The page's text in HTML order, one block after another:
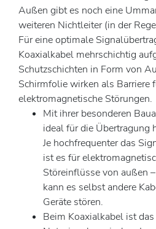
Außen gibt es noch eine
weiteren Nichtleiter (in der
Für eine optimale
Koaxialkabel mehrschichtig
Schutzschichten in Form von
Schirmfolie wirken als Barriere
elektromagnetische Störungen.
Mit ihrer besonderen
ideal für die Übertragung
Je hochfrequenter das
ist es für
Störeinflüsse von außen
kann es selbst andere
Geräte stören.
Beim Koaxialkabel ist